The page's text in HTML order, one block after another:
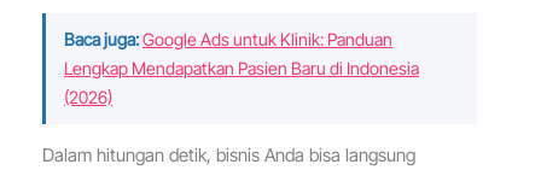
Baca juga:Google Ads untuk Klinik: Panduan
Lengkap Mendapatkan Pasien Baru di Indonesia
(2026)
Dalam hitungan detik, bisnis Anda bisa langsung